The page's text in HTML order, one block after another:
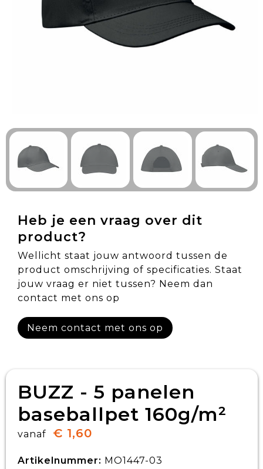
Technologie & Gadgets
Outdoor & Vrije tijd
Gezondheid & Welzijn
Eten & Drinken
Heb je een vraag over dit
product?
Wellicht staat jouw antwoord tussen de
product omschrijving of specificaties. Staat
jouw vraag er niet tussen? Neem dan
contact met ons op
Neem contact met ons op
BUZZ - 5 panelen
baseballpet 160g/m²
vanaf € 1,60
Artikelnummer: MO1447-03